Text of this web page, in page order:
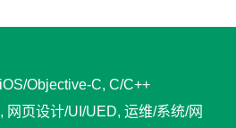
Objective-C, C/C++
网页设计/UI/UED, 运维/系统/网